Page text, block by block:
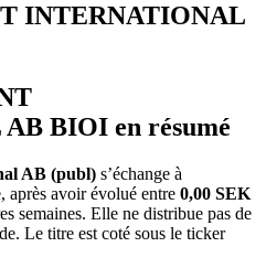
INTERNATIONAL
BIOI en résumé
AB (publ) s’échange à
après avoir évolué entre 0,00 SEK
semaines. Elle ne distribue pas de
Le titre est coté sous le ticker